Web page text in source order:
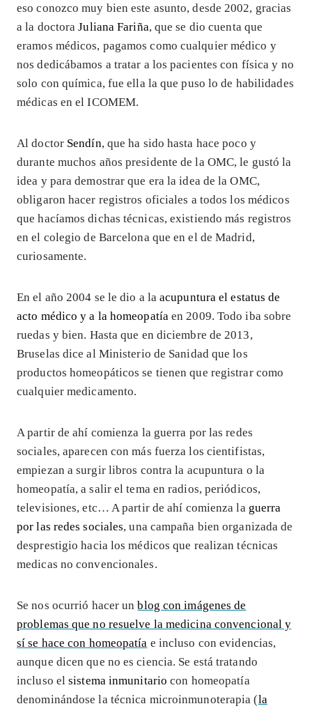
eso conozco muy bien este asunto, desde 2002, gracias
a la doctoraJuliana Fariña, que se dio cuenta que
eramos médicos, pagamos como cualquier médico y
nos dedicábamos a tratar a los pacientes con física y no
solo con química, fue ella la que puso lo de habilidades
médicas en el ICOMEM.
Al doctor Sendín, que ha sido hasta hace poco y
durante muchos años presidente de la OMC, le gustó la
idea y para demostrar que era la idea de la OMC,
obligaron hacer registros oficiales a todos los médicos
que hacíamos dichas técnicas, existiendo más registros
en el colegio de Barcelona que en el de Madrid,
curiosamente.
En el año 2004 se le dio a laacupuntura el estatus de
acto médico y a la homeopatía en 2009. Todo iba sobre
ruedas y bien. Hasta que en diciembre de 2013,
Bruselas dice al Ministerio de Sanidad que los
productos homeopáticos se tienen que registrar como
cualquier medicamento.
A partir de ahí comienza la guerra por las redes
sociales, aparecen con más fuerza los cientifistas,
empiezan a surgir libros contra la acupuntura o la
homeopatía, a salir el tema en radios, periódicos,
televisiones, etc… A partir de ahí comienza la guerra
por las redes sociales, una campaña bien organizada de
desprestigio hacia los médicos que realizan técnicas
medicas no convencionales.
Se nos ocurrió hacer unblog con imágenes de
problemas que no resuelve la medicina convencional y
sí se hace con homeopatía e incluso con evidencias,
aunque dicen que no es ciencia. Se está tratando
incluso elsistema inmunitario con homeopatía
denominándose la técnica microinmunoterapia (la